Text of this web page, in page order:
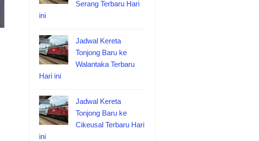
Serang Terbaru Hari
ini
Jadwal Kereta
Tonjong Baru ke
Walantaka Terbaru
Hari ini
Jadwal Kereta
Tonjong Baru ke
Cikeusal Terbaru Hari
ini